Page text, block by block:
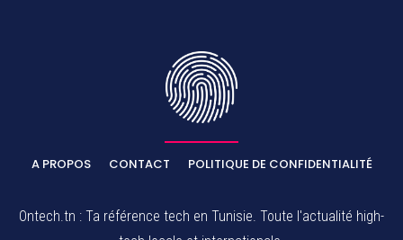
A PROPOS CONTACT POLITIQUE DE CONFIDENTIALITÉ
Ontech.tn : Ta référence tech en Tunisie. Toute l'actualité high-